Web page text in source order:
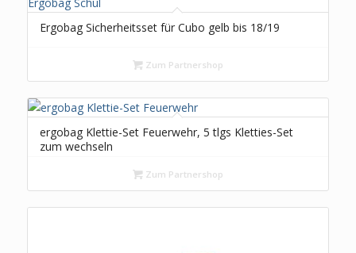
Ergobag Sicherheitsset für Cubo gelb bis 18/19
Zum Partnershop
ergobag Klettie-Set Feuerwehr, 5 tlgs Kletties-Set
zum wechseln
Zum Partnershop